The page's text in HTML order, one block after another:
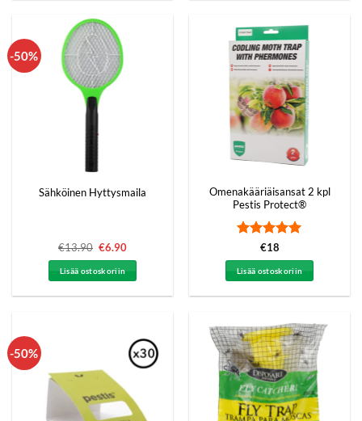
-50%
Sähköinen Hyttysmaila
€13.90 Alkuperäinen
oli:
€13.90.
€6.90Nykyinen
Lisää ostoskoriin
Omenakääriäisansat 2 kpl
Pestis Protect®
Arvostelu
tuotteesta:5
/ 5
€18
Lisää ostoskoriin
-50%